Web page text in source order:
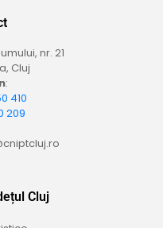
nr. 21
Cluj
:
410
209
Cluj